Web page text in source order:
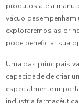
produtos até a
vácuo
exploraremos as
pode beneficiar sua
Uma das principais
capacidade de criar
especialmente
indústria